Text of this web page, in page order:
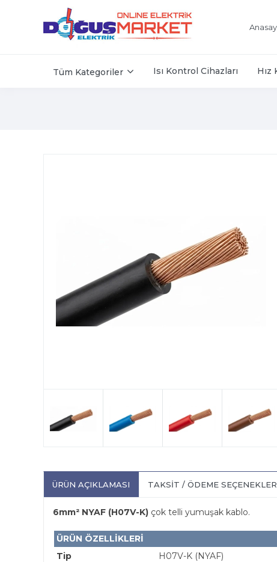
Tüm Kategoriler Isı Kontrol Cihazları Hız
ÜRÜN AÇIKLAMASI TAKSIT / ÖDEME
6mm² NYAF (H07V-K) çok telli yumuşak kablo.
ÜRÜN ÖZELLİKLERİ
Tip
H07V-K (NYAF)